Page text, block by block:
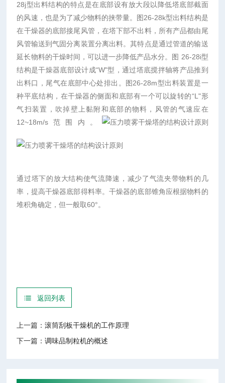
28j型出料结构的特点是在底部设有放大段以降低塔底部截面
的风速，也是为了减少物料的挟带量。图26-28k型出料结构是
在干燥器的底部接尾风管，在塔下部不出料，所有产品都由尾
风管输送到气固分离装置分离出料。其特点是通过管道的输送
延长物料的干燥时间，可以进一步降低产品水分。图 26-28i型
结构是干燥器底部设计成“W"型，通过塔底搅拌轴将产品推到
出料口，尾气在底部中心处排出。图26-28m型出料装置是一
种平底结构，在干燥器的侧面和底部有一个可以旋转的“L"形
气扫装置，吹掉壁上黏附和底部的物料，风管的气速应在
12~18m/s范围内。
通过塔下的放大结构使气流降速，减少了气流夹带物料的几
率，提高干燥器底部得料率。干燥器的底部锥角应根据物料的
堆积角确定，但一般取60°。
返回列表
上一篇：滚筒刮板干燥机的工作原理
下一篇：调味品制粒机的概述